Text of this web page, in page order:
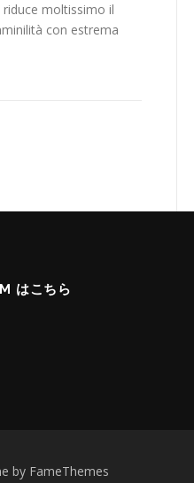
moltissimo il
con estrema
はこちら
by FameThemes